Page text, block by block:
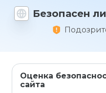
Безопасен
Оценка
сайта
1 до 5?